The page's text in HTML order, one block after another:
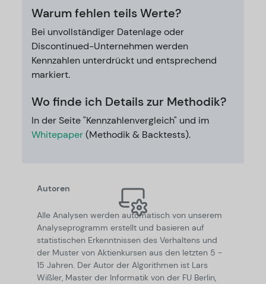
Warum fehlen teils Werte?
Bei unvollständiger Datenlage oder
Discontinued-Unternehmen werden
Kennzahlen unterdrückt und entsprechend
markiert.
Wo finde ich Details zur Methodik?
In der Seite "Kennzahlenvergleich" und im
Whitepaper(Methodik & Backtests).
Autoren
Alle Analysen werden automatisch von unserem
Analyseprogramm erstellt und basieren auf
statistischen Erkenntnissen des Verhaltens und
der Muster von Aktienkursen aus den letzten 5 -
15 Jahren. Der Autor der Algorithmen ist Lars
Wißler, Master der Informatik von der FU Berlin,